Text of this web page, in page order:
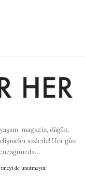
magazin, düğün,
sizlerle! Her gün
de unutmayın!